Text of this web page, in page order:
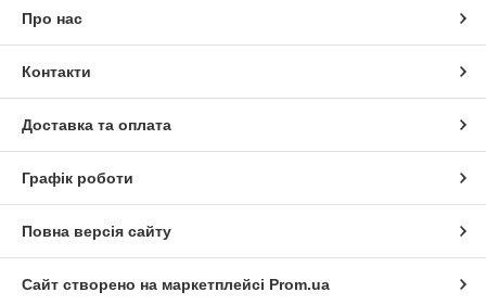
Про нас
Контакти
Доставка та оплата
Графік роботи
Повна версія сайту
Сайт створено на маркетплейсі Prom.ua